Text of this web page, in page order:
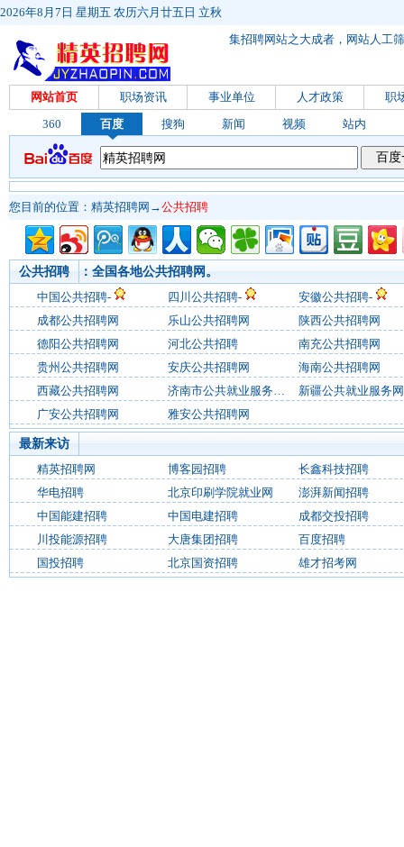
2026年8月7日 星期五 农历六月廿五日 立秋
集招聘网站之大成者，网站人工
网站首页 职场资讯 事业单位 人才政策
职
360
百度 搜狗 新闻 视频 站内
您目前的位置： 精英招聘网 →公共招聘
公共招聘
：全国各地公共招聘网。
中国公共招聘- 四川公共招聘- 安徽公共招聘-
成都公共招聘网
乐山公共招聘网
陕西公共招聘网
德阳公共招聘网
河北公共招聘
南充公共招聘网
贵州公共招聘网
安庆公共招聘网
海南公共招聘网
西藏公共招聘网
济南市公共就业服务中心
新疆公共就业服务网
广安公共招聘网
雅安公共招聘网
最新来访
精英招聘网
博客园招聘
长鑫科技招聘
华电招聘
北京印刷学院就业网
澎湃新闻招聘
中国能建招聘
中国电建招聘
成都交投招聘
川投能源招聘
大唐集团招聘
百度招聘
国投招聘
北京国资招聘 雄才招考网